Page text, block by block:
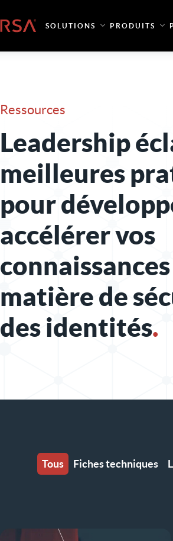
Accueil SOLUTIONS PRODUITS
Ressources
Leadership
meilleures
pour
accélérer vos
matière de
des identités.
Tous Fiches techniques